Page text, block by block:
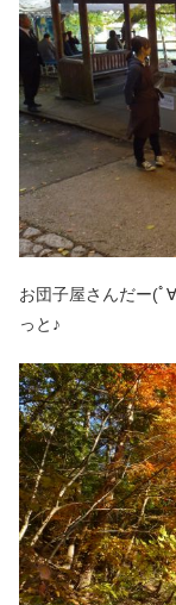
お団子屋さんだー(ﾟ
っと♪